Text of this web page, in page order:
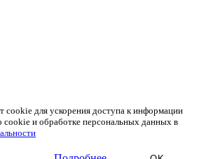
cookie для ускорения доступа к информации
cookie и обработке персональных данных в